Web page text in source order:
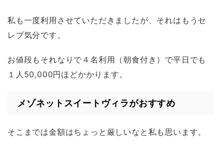
私も一度利用させていただきましたが、それはもうセ
レブ気分です。
お値段もそれなりで４名利用（朝食付き）で平日でも
１人50,000円ほどかかります。
メゾネットスイートヴィラがおすすめ
そこまでは金額はちょっと厳しいなと私も思います。